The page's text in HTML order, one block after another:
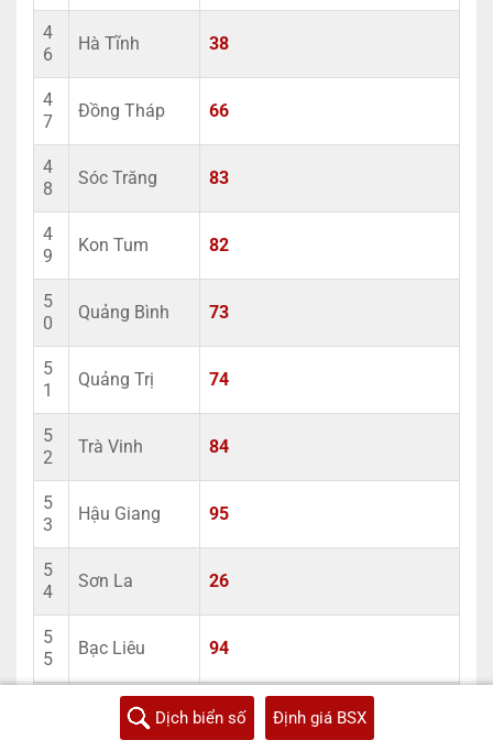
4
6
Hà Tĩnh 38
4
7
Đồng Tháp 66
4
8
Sóc Trăng 83
4
9
Kon Tum 82
5
0
Quảng Bình 73
5
1
Quảng Trị 74
5
2
Trà Vinh 84
5
3
Hậu Giang 95
5
4
Sơn La 26
5
5
Bạc Liêu 94
Yên Bái 21
Dịch biển số Định giá BSX